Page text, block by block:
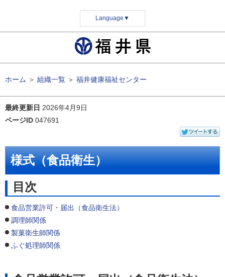
Language ▼
ホーム ＞ 組織一覧 ＞ 福井健康福祉センター
最終更新日 2026年4月9日
ページID 047691
様式（食品衛生）
目次
食品営業許可・届出（食品衛生法）
調理師関係
製菓衛生師関係
ふぐ処理師関係